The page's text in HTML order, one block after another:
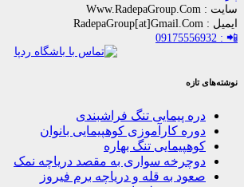
تنگ فراشبندی
کارآموزی کوهپیمایی بانوان
تنگ بهاره
سواری به مقصد دریاچه نمک
به قله و دریاچه برم فیروز